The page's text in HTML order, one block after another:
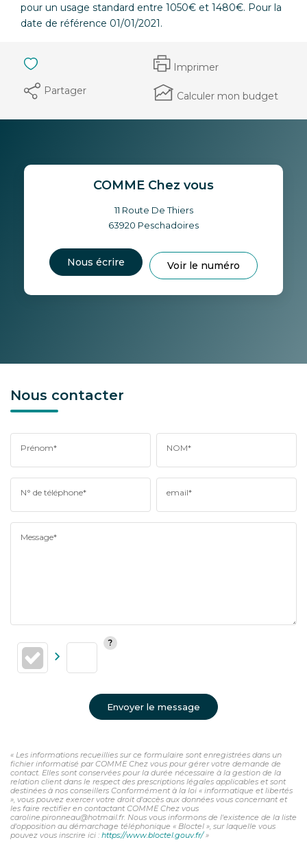
pour un usage standard entre 1050€ et 1480€. Pour la
date de référence 01/01/2021.
Imprimer
Partager
Calculer mon budget
COMME Chez vous
11 Route De Thiers
63920 Peschadoires
Nous écrire Voir le numéro
Nous contacter
Prénom* NOM*
N° de téléphone* email*
Message*
Envoyer le message
« Les informations recueillies sur ce formulaire sont enregistrées dans un
fichier informatisé par COMME Chez vous pour gérer votre demande de
contact. Elles sont conservées pour la durée nécessaire à la gestion de la
relation client dans le respect des prescriptions légales applicables et sont
destinées à nos conseillers Conformément à la loi « informatique et libertés
», vous pouvez exercer votre droit d'accès aux données vous concernant et
les faire rectifier en contactant COMME Chez vous
caroline.pironneau@hotmail.fr. Nous vous informons de l'existence de la liste
d'opposition au démarchage téléphonique « Bloctel », sur laquelle vous
pouvez vous inscrire ici : https://www.bloctel.gouv.fr/»